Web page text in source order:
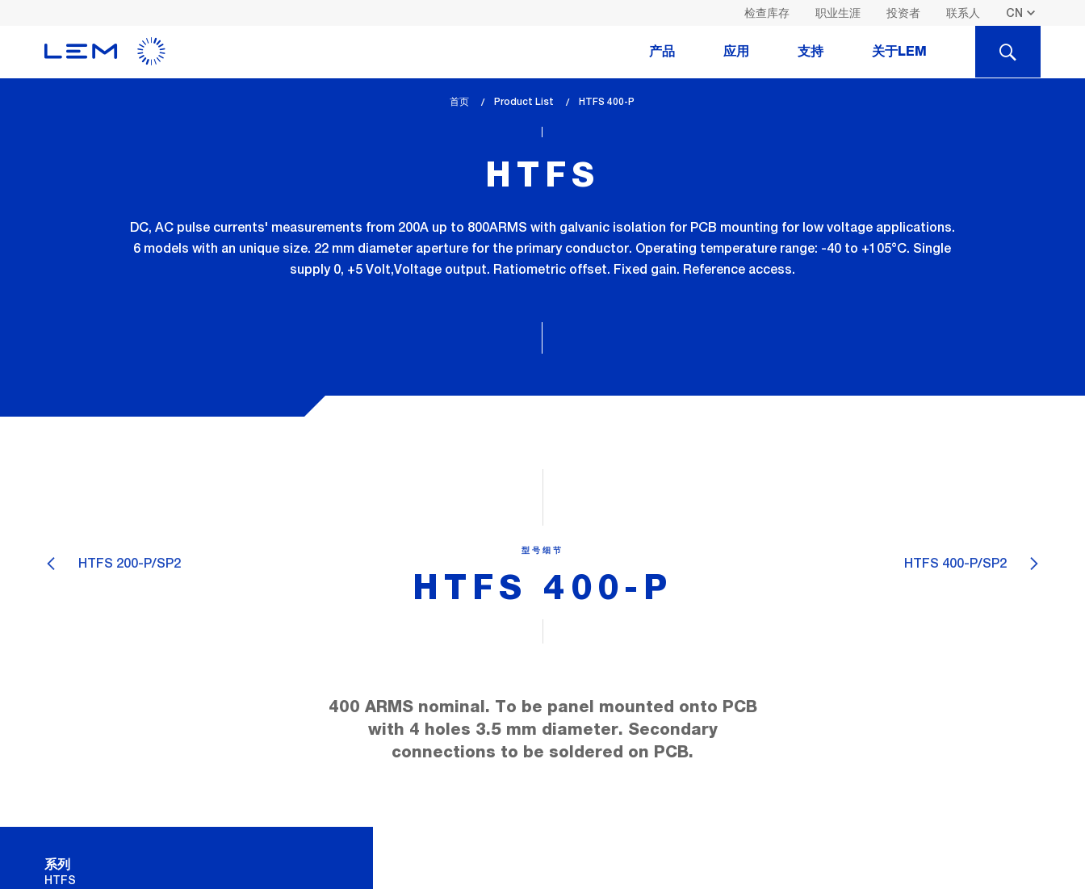
检查库存 职业生涯 投资者 联系人
产品 应用 支持 关于LEM SEARCH
首页 Product List
lem_current_page
HTFS 400-P
HTFS
DC, AC pulse currents' measurements from 200A up to 800ARMS with galvanic isolation for PCB mounting for low voltage applications.
6 models with an unique size. 22 mm diameter aperture for the primary conductor. Operating temperature range: -40 to +105°C. Single
supply 0, +5 Volt,Voltage output. Ratiometric offset. Fixed gain. Reference access.
HTFS 200-P/SP2 HTFS 400-P/SP2
型号细节
HTFS 400-P
400 ARMS nominal. To be panel mounted onto PCB
with 4 holes 3.5 mm diameter. Secondary
connections to be soldered on PCB.
系列
HTFS